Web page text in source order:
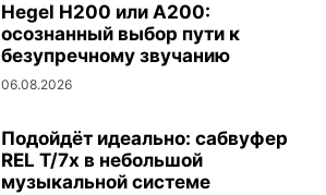
Hegel H200 или A200:
осознанный выбор пути к
безупречному звучанию
06.08.2026
Подойдёт идеально: сабвуфер
REL T/7x в небольшой
музыкальной системе